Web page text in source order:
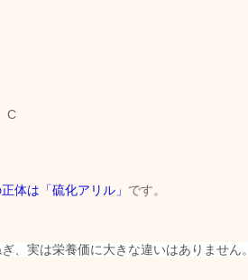
C
体は「硫化アリル」 です。
、実は栄養価に大きな違いはありません。